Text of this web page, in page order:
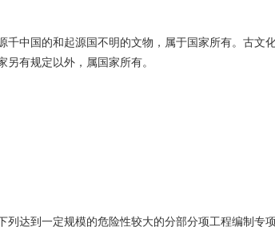
千中国的和起源国不明的文物，属于国家所有。古文
有规定以外，属国家所有。
列达到一定规模的危险性较大的分部分项工程编制专